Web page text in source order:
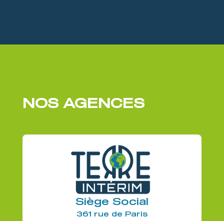
NOS AGENCES
Siège Social
361 rue de Paris